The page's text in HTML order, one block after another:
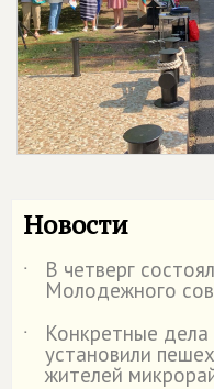
Новости
˙ В четверг
Молодежного
˙
Конкретные
установили
жителей